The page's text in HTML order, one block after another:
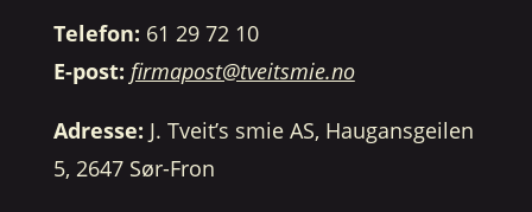
Telefon: 61 29 72 10
E-post: firmapost@tveitsmie.no
Adresse: J. Tveit’s smie AS, Haugansgeilen
5, 2647 Sør-Fron